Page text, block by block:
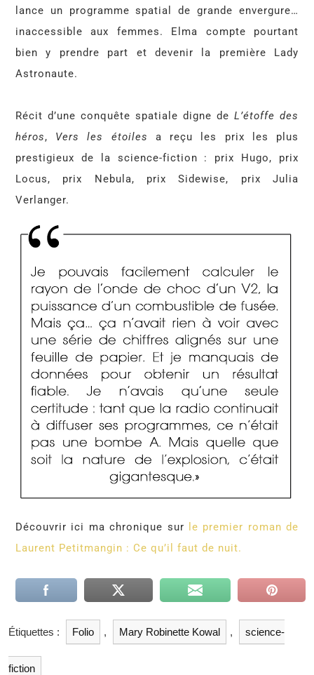
lance un programme spatial de grande envergure…
inaccessible aux femmes. Elma compte pourtant
bien y prendre part et devenir la première Lady
Astronaute.
Récit d’une conquête spatiale digne de L’étoffe des
héros, Vers les étoiles a reçu les prix les plus
prestigieux de la science-fiction : prix Hugo, prix
Locus, prix Nebula, prix Sidewise, prix Julia
Verlanger.
Découvrir ici ma chronique sur
le premier roman de
Laurent Petitmangin : Ce qu’il faut de nuit.
Étiquettes : Folio , Mary Robinette Kowal , science-
fiction